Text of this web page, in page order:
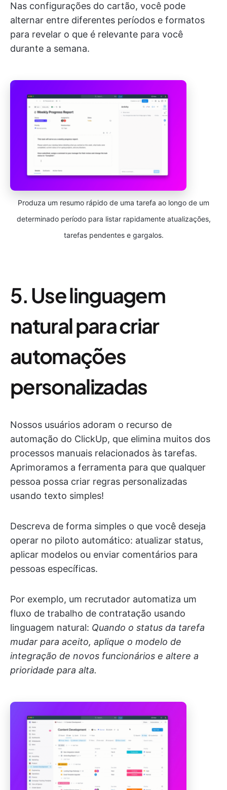
Nas configurações do cartão, você pode
alternar entre diferentes períodos e formatos
para revelar o que é relevante para você
durante a semana.
Produza um resumo rápido de uma tarefa ao longo de um
determinado período para listar rapidamente atualizações,
tarefas pendentes e gargalos.
5. Use linguagem
natural para criar
automações
personalizadas
Nossos usuários adoram o recurso de
automação do ClickUp, que elimina muitos dos
processos manuais relacionados às tarefas.
Aprimoramos a ferramenta para que qualquer
pessoa possa criar regras personalizadas
usando texto simples!
Descreva de forma simples o que você deseja
operar no piloto automático: atualizar status,
aplicar modelos ou enviar comentários para
pessoas específicas.
Por exemplo, um recrutador automatiza um
fluxo de trabalho de contratação usando
linguagem natural: Quando o status da tarefa
mudar para aceito, aplique o modelo de
integração de novos funcionários e altere a
prioridade para alta.